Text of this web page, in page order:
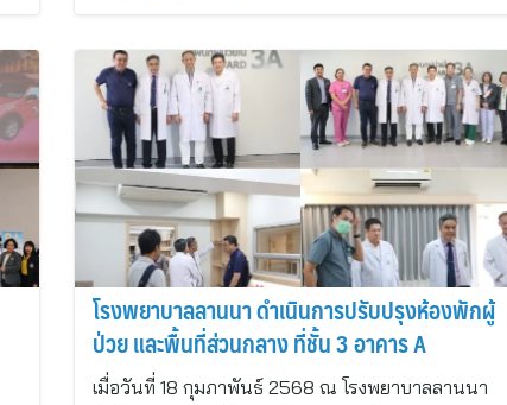
โรงพยาบาลลานนา ดำเนินการปรับปรุงห้องพักผู้
ป่วย และพื้นที่ส่วนกลาง ที่ชั้น 3 อาคาร A
เมื่อวันที่ 18 กุมภาพันธ์ 2568 ณ โรงพยาบาลลานนา